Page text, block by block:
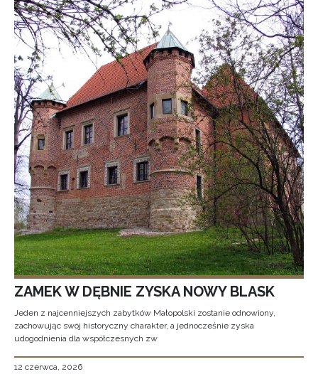
ZAMEK W DĘBNIE ZYSKA NOWY BLASK
Jeden z najcenniejszych zabytków Małopolski zostanie odnowiony,
zachowując swój historyczny charakter, a jednocześnie zyska
udogodnienia dla współczesnych zw
12 czerwca, 2026